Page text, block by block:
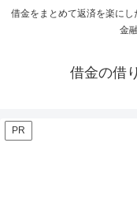
借金をまとめて返済を楽に
金
借金の借
PR